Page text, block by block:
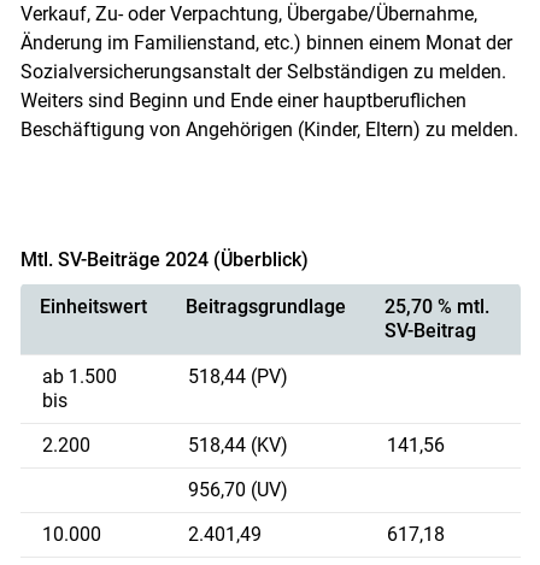
Verkauf, Zu- oder Verpachtung, Übergabe/Übernahme,
Änderung im Familienstand, etc.) binnen einem Monat der
Sozialversicherungsanstalt der Selbständigen zu melden.
Weiters sind Beginn und Ende einer hauptberuflichen
Beschäftigung von Angehörigen (Kinder, Eltern) zu melden.
Mtl. SV-Beiträge 2024 (Überblick)
Einheitswert Beitragsgrundlage
25,70 % mtl.
SV-Beitrag
ab 1.500
bis
518,44 (PV)
2.200 518,44 (KV)
141,56
956,70 (UV)
10.000
2.401,49
617,18